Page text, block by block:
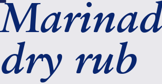
dry rub